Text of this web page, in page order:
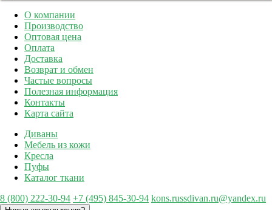
О компании
Производство
Оптовая цена
Оплата
Доставка
Возврат и обмен
Частые вопросы
Полезная информация
Контакты
Карта сайта
Диваны
Мебель из кожи
Кресла
Пуфы
Каталог ткани
8 (800) 222-30-94 +7 (495) 845-30-94 kons.russdivan.ru@yandex.ru